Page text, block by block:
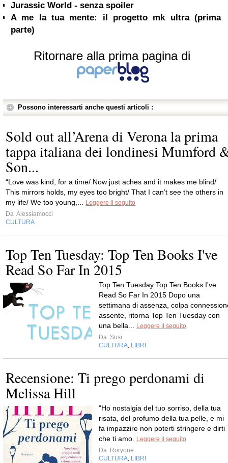
Jurassic World - senza spoiler
A me la tua mente: il progetto mk ultra (prima
parte)
Ritornare alla prima pagina di
Possono interessarti anche questi articoli :
Sold out all’Arena di Verona la prima
tappa italiana dei londinesi Mumford
Son...
“Love was kind, for a time/ Now just aches and it makes me blind/
This mirrors holds, my eyes too bright/ That I can’t see the others in
my life/ We too young,...
Leggere il seguito
Da Alessiamocci
CULTURA
Top Ten Tuesday: Top Ten Books I've
Read So Far In 2015
Top Ten Tuesday Top Ten Books I've
Read So Far In 2015 Dopo una
settimana di assenza, colpa
assente, ritorna Top Ten Tuesday con
una bella...
Leggere il seguito
Da Susi
CULTURA LIBRI
Recensione: Ti prego perdonami di
Melissa Hill
"Ho nostalgia del tuo sorriso, della tua
risata, del profumo della tua pelle, e mi
fa impazzire non poterti stringere e dirti
che ti amo.
Leggere il seguito
Da Roryone
CULTURA LIBRI